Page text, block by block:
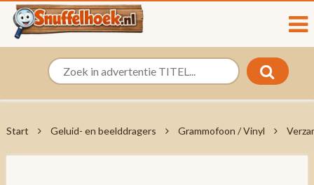
Start Geluid- en beelddragers Grammofoon / Vinyl